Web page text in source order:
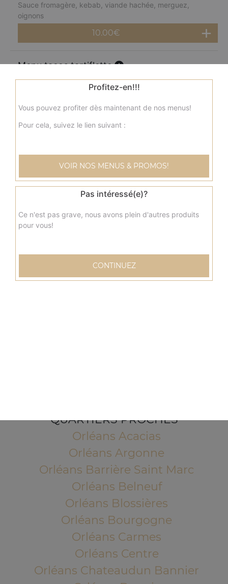
Sauce fromagère, kebab, viande hachée, merguez,
oignons
10.00€
Menu tacos tartiflette
Sauce fromagère, oignons, pommes de terre, reblochon,
10.00€
hachée, poivrons, olives
10.00€
QUARTIERS PROCHES
Orléans Acacias
Orléans Argonne
Orléans Barrière Saint Marc
Orléans Belneuf
Orléans Blossières
Orléans Bourgogne
Orléans Carmes
Orléans Centre
Orléans Chateaudun Bannier
Profitez-en!!!
Vous pouvez profiter dès maintenant de nos menus!
Pour cela, suivez le lien suivant :
VOIR NOS MENUS & PROMOS!
Pas intéressé(e)?
Ce n'est pas grave, nous avons plein d'autres produits
pour vous!
CONTINUEZ